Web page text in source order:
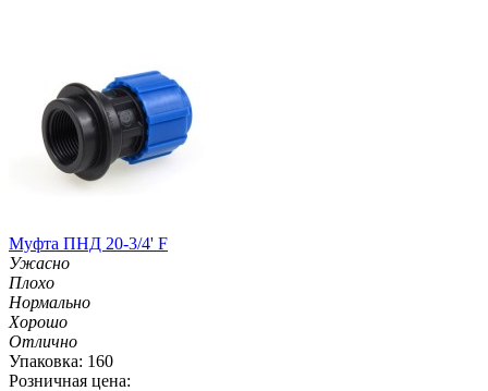
Муфта ПНД 20-3/4' F
Ужасно
Плохо
Нормально
Хорошо
Отлично
Упаковка: 160
Розничная цена: